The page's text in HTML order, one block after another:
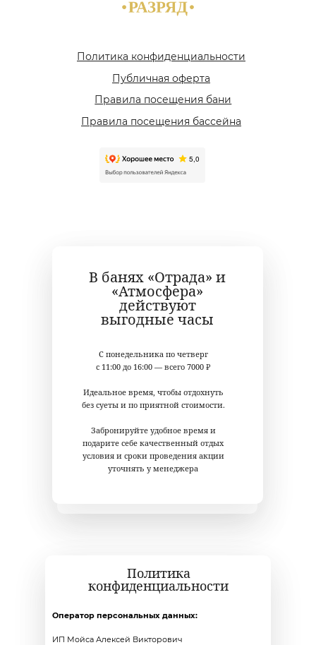
В банях «Отрада» и
«Атмосфера»
действуют
выгодные часы
С понедельника по четверг
с 11:00 до 16:00 — всего 7000 ₽
Идеальное время, чтобы отдохнуть
без суеты и по приятной стоимости.
Забронируйте удобное время и
подарите себе качественный отдых
условия и сроки проведения акции
уточнять у менеджера
Политика
конфиденциальности
Оператор персональных данных:
ИП Мойса Алексей Викторович